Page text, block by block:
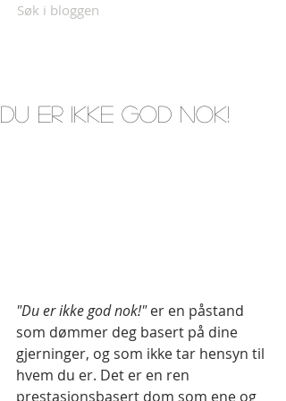
Søk i bloggen
Du er IKKE god nok!
"Du er ikke god nok!" er en påstand
som dømmer deg basert på dine
gjerninger, og som ikke tar hensyn til
hvem du er. Det er en ren
prestasjonsbasert dom som ene og